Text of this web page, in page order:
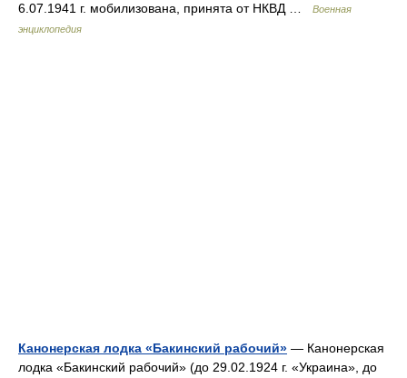
6.07.1941 г. мобилизована, принята от НКВД …
Военная
энциклопедия
Канонерская лодка «Бакинский рабочий» — Канонерская
лодка «Бакинский рабочий» (до 29.02.1924 г. «Украина», до